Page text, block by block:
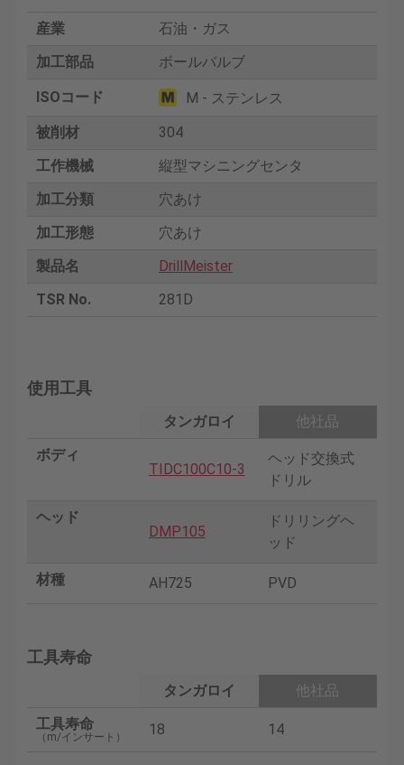
産業
石油・ガス
加工部品
ボールバルブ
ISOコード
M - ステンレス
被削材
304
工作機械
縦型マシニングセンタ
加工分類
穴あけ
加工形態
穴あけ
製品名
DrillMeister
TSR No.
281D
使用工具
タンガロイ
他社品
ボディ
TIDC100C10-3
ヘッド交換式
ドリル
ヘッド
DMP105
ドリリングヘ
ッド
材種 AH725 PVD
工具寿命
タンガロイ
他社品
工具寿命
（m/インサート） 18 14